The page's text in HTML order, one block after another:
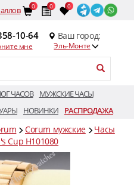
0 0 0
10-64
мне
Ваш город:
Эль-Монте
ЧАСОВ
МУЖСКИЕ ЧАСЫ
НОВИНКИ РАСПРОДАЖА
Corum мужские
Часы
Cup H101080